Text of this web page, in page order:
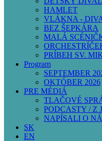
HAMLET
VLÁKNA -
BEZ ŠEPKÁRA
MALÁ
PRÍBEH SV.
Program
SEPTEMBER
OKTÓBER 2026
PRE MÉDIÁ
TLAČOVÉ
PODCASTY / Z
NAPÍSALI O
SK
EN